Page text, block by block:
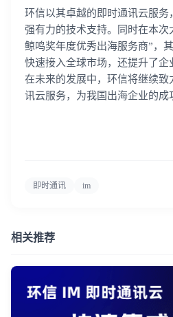
环信以其卓越的即时通讯云服务
强有力的技术支持。同时在本次
鲸鸣奖年度优秀出海服务商”，
快速接入全球市场，还提升了企
在未来的发展中，环信将继续致
讯云服务，为我国出海企业的成
即时通讯 im
相关推荐